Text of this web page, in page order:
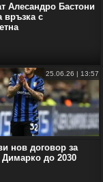
Алесандро Бастони
връзка с
25.06.26 | 13:57
нов договор за
до 2030